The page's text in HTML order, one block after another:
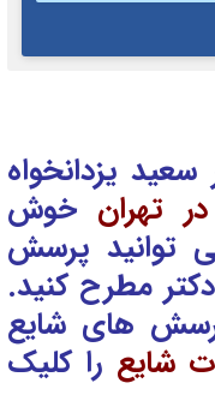
یزدانخواه
تهران خوش
توانید پرسش
مطرح کنید.
های شایع
شایع را کلیک